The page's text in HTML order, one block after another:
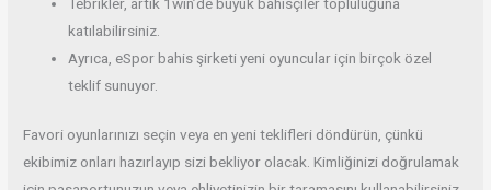
katılabilirsiniz.
Ayrıca, eSpor bahis şirketi yeni oyuncular için birçok özel
teklif sunuyor.
Favori oyunlarınızı seçin veya en yeni teklifleri döndürün, çünkü
ekibimiz onları hazırlayıp sizi bekliyor olacak. Kimliğinizi doğrulamak